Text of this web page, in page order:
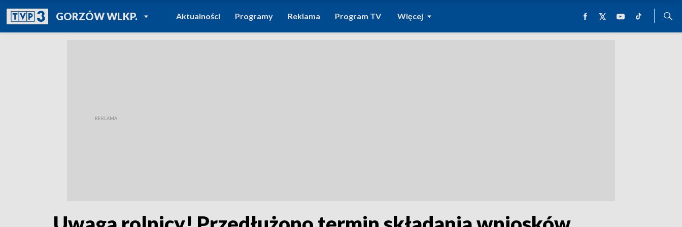
GORZÓW WLKP.POWRÓT DO
TVP REGIONY
Aktualności Programy Reklama Program TV Więcej